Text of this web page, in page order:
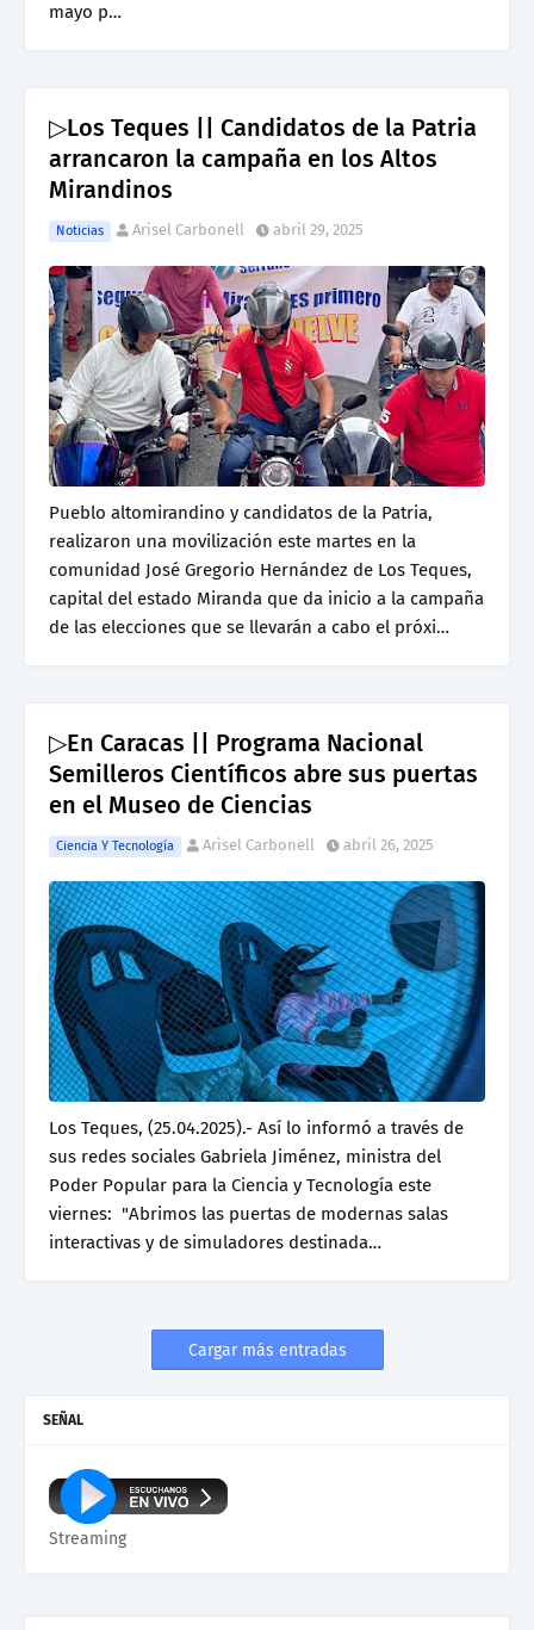
mayo p…
▷Los Teques || Candidatos de la Patria
arrancaron la campaña en los Altos
Mirandinos
Noticias Arisel Carbonell abril 29, 2025
Pueblo altomirandino y candidatos de la Patria,
realizaron una movilización este martes en la
comunidad José Gregorio Hernández de Los Teques,
capital del estado Miranda que da inicio a la campaña
de las elecciones que se llevarán a cabo el próxi…
▷En Caracas || Programa Nacional
Semilleros Científicos abre sus puertas
en el Museo de Ciencias
Ciencia Y Tecnología Arisel Carbonell abril 26, 2025
Los Teques, (25.04.2025).- Así lo informó a través de
sus redes sociales Gabriela Jiménez, ministra del
Poder Popular para la Ciencia y Tecnología este
viernes: "Abrimos las puertas de modernas salas
interactivas y de simuladores destinada…
Cargar más entradas
SEÑAL
Streaming